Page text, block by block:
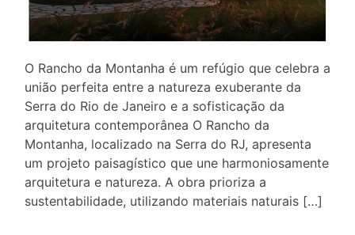
O Rancho da Montanha é um refúgio que celebra a
união perfeita entre a natureza exuberante da
Serra do Rio de Janeiro e a sofisticação da
arquitetura contemporânea O Rancho da
Montanha, localizado na Serra do RJ, apresenta
um projeto paisagístico que une harmoniosamente
arquitetura e natureza. A obra prioriza a
sustentabilidade, utilizando materiais naturais […]